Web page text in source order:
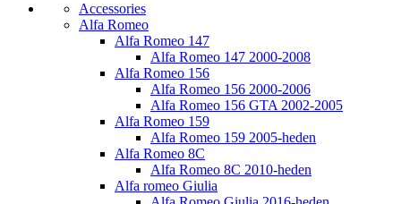
Accessories
Alfa Romeo
Alfa Romeo 147
Alfa Romeo 147 2000-2008
Alfa Romeo 156
Alfa Romeo 156 2000-2006
Alfa Romeo 156 GTA 2002-2005
Alfa Romeo 159
Alfa Romeo 159 2005-heden
Alfa Romeo 8C
Alfa Romeo 8C 2010-heden
Alfa romeo Giulia